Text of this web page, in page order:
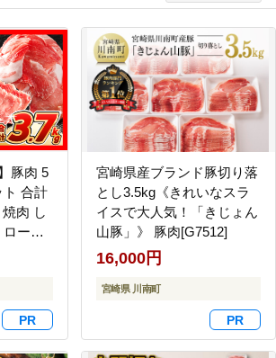
豚肉 5
ト 合計
肉 し
ース
ス 宮
丼 豚し
真空
すすめ
ク 宮
料
宮崎県産ブランド豚切り落
とし3.5kg《きれいなスラ
イスで大人気！「きじょん
山豚」》 豚肉[G7512]
16,000円
宮崎県 川南町